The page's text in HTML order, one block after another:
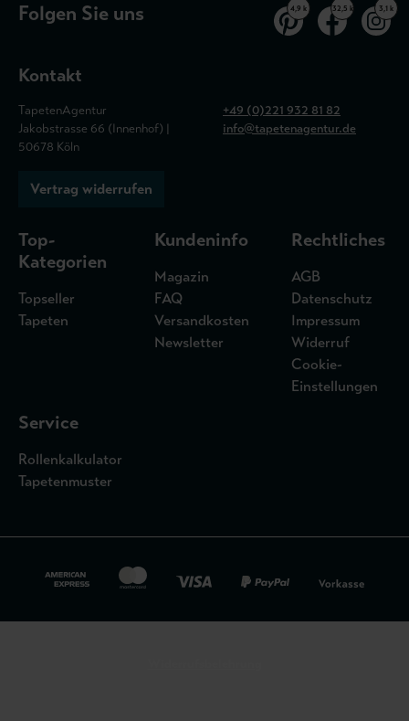
Folgen Sie uns 4,9 k 32,5 k 3,1 k
Kontakt
TapetenAgentur
Jakobstrasse 66 (Innenhof) |
50678 Köln
+49 (0)221 932 81 82
info@tapetenagentur.de
Vertrag widerrufen
Top-
Kategorien
Topseller
Tapeten
Kundeninfo
Magazin
FAQ
Versandkosten
Newsletter
Rechtliches
AGB
Datenschutz
Impressum
Widerruf
Cookie-
Einstellungen
Service
Rollenkalkulator
Tapetenmuster